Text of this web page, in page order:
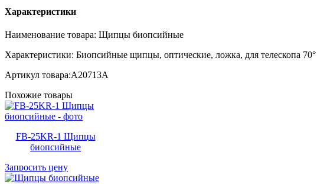
Характеристики
Наименование товара: Щипцы биопсийные
Характеристики: Биопсийные щипцы, оптические, ложка, для телескопа 70°
Артикул товара:A20713A
Похожие товары
FB-25KR-1 Щипцы
биопсийные
Запросить цену